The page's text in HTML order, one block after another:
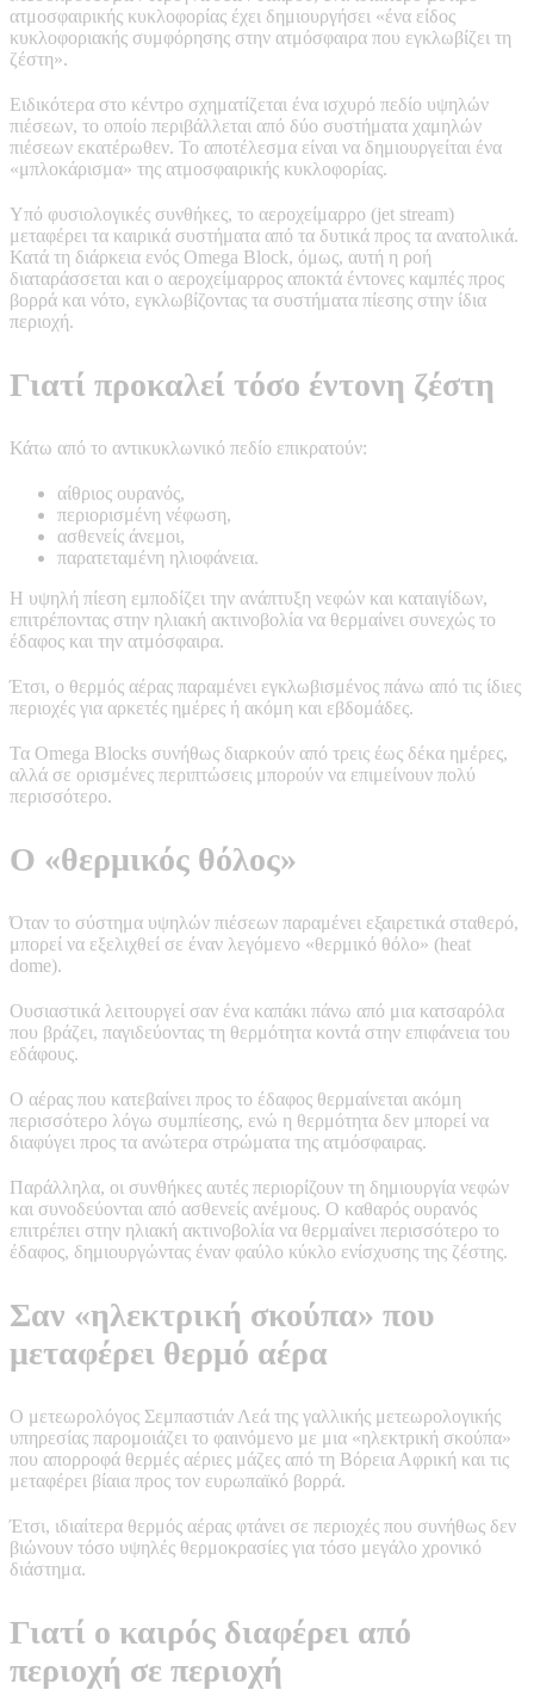
ατμοσφαιρικής κυκλοφορίας έχει δημιουργήσει «ένα είδος
κυκλοφοριακής συμφόρησης στην ατμόσφαιρα που εγκλωβίζει τη
ζέστη».
Ειδικότερα στο κέντρο σχηματίζεται ένα ισχυρό πεδίο υψηλών
πιέσεων, το οποίο περιβάλλεται από δύο συστήματα χαμηλών
πιέσεων εκατέρωθεν. Το αποτέλεσμα είναι να δημιουργείται ένα
«μπλοκάρισμα» της ατμοσφαιρικής κυκλοφορίας.
Υπό φυσιολογικές συνθήκες, το αεροχείμαρρο (jet stream)
μεταφέρει τα καιρικά συστήματα από τα δυτικά προς τα ανατολικά.
Κατά τη διάρκεια ενός Omega Block, όμως, αυτή η ροή
διαταράσσεται και ο αεροχείμαρρος αποκτά έντονες καμπές προς
βορρά και νότο, εγκλωβίζοντας τα συστήματα πίεσης στην ίδια
περιοχή.
Γιατί προκαλεί τόσο έντονη ζέστη
Κάτω από το αντικυκλωνικό πεδίο επικρατούν:
αίθριος ουρανός,
περιορισμένη νέφωση,
ασθενείς άνεμοι,
παρατεταμένη ηλιοφάνεια.
Η υψηλή πίεση εμποδίζει την ανάπτυξη νεφών και καταιγίδων,
επιτρέποντας στην ηλιακή ακτινοβολία να θερμαίνει συνεχώς το
έδαφος και την ατμόσφαιρα.
Έτσι, ο θερμός αέρας παραμένει εγκλωβισμένος πάνω από τις ίδιες
περιοχές για αρκετές ημέρες ή ακόμη και εβδομάδες.
Τα Omega Blocks συνήθως διαρκούν από τρεις έως δέκα ημέρες,
αλλά σε ορισμένες περιπτώσεις μπορούν να επιμείνουν πολύ
περισσότερο.
Ο «θερμικός θόλος»
Όταν το σύστημα υψηλών πιέσεων παραμένει εξαιρετικά σταθερό,
μπορεί να εξελιχθεί σε έναν λεγόμενο «θερμικό θόλο» (heat
dome).
Ουσιαστικά λειτουργεί σαν ένα καπάκι πάνω από μια κατσαρόλα
που βράζει, παγιδεύοντας τη θερμότητα κοντά στην επιφάνεια του
εδάφους.
Ο αέρας που κατεβαίνει προς το έδαφος θερμαίνεται ακόμη
περισσότερο λόγω συμπίεσης, ενώ η θερμότητα δεν μπορεί να
διαφύγει προς τα ανώτερα στρώματα της ατμόσφαιρας.
Παράλληλα, οι συνθήκες αυτές περιορίζουν τη δημιουργία νεφών
και συνοδεύονται από ασθενείς ανέμους. Ο καθαρός ουρανός
επιτρέπει στην ηλιακή ακτινοβολία να θερμαίνει περισσότερο το
έδαφος, δημιουργώντας έναν φαύλο κύκλο ενίσχυσης της ζέστης.
Σαν «ηλεκτρική σκούπα» που
μεταφέρει θερμό αέρα
Ο μετεωρολόγος Σεμπαστιάν Λεά της γαλλικής μετεωρολογικής
υπηρεσίας παρομοιάζει το φαινόμενο με μια «ηλεκτρική σκούπα»
που απορροφά θερμές αέριες μάζες από τη Βόρεια Αφρική και τις
μεταφέρει βίαια προς τον ευρωπαϊκό βορρά.
Έτσι, ιδιαίτερα θερμός αέρας φτάνει σε περιοχές που συνήθως δεν
βιώνουν τόσο υψηλές θερμοκρασίες για τόσο μεγάλο χρονικό
διάστημα.
Γιατί ο καιρός διαφέρει από
περιοχή σε περιοχή